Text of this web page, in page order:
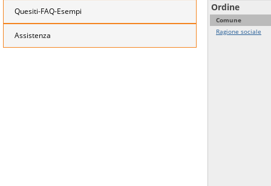
Quesiti-FAQ-Esempi
Assistenza
Ordine
Comune
Ragione sociale